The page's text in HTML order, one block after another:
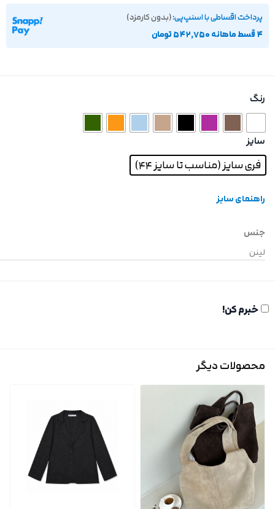
پرداخت اقساطی با اسنپ‌پی:(بدون کارمزد)
۴ قسط ماهانه 542,750 تومان
رنگ
سایز
فری سایز (مناسب تا سایز 44)
راهنمای سایز
جنس
لینن
خبرم کن!
محصولات دیگر